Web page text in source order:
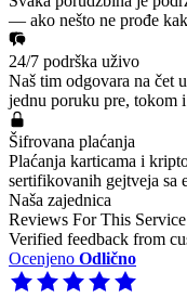
— ako nešto ne prođe
24/7 podrška uživo
Naš tim odgovara na čet
jednu poruku pre, tokom
Šifrovana plaćanja
Plaćanja karticama i
sertifikovanih gejtveja sa
Naša zajednica
Reviews For This Service
Verified feedback from
Ocenjeno Odlično